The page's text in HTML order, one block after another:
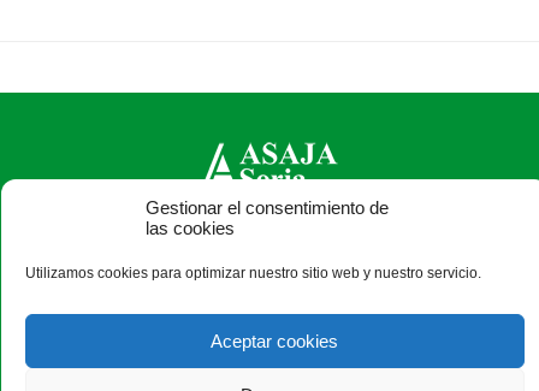
Gestionar el consentimiento de
las cookies
Utilizamos cookies para optimizar nuestro sitio web y nuestro servicio.
Aceptar cookies
ASAJA Soria - Jóvenes Agricultores
C/ J, 0 s/n (Pol. Ind. Las Casas-Vivero de Empresas) - 42005